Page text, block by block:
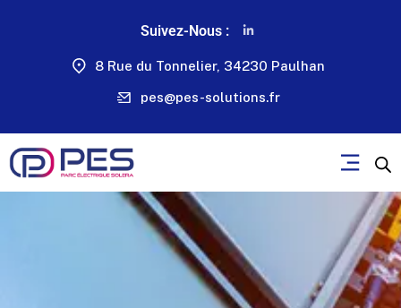
Suivez-Nous :
8 Rue du Tonnelier, 34230 Paulhan
pes@pes-solutions.fr